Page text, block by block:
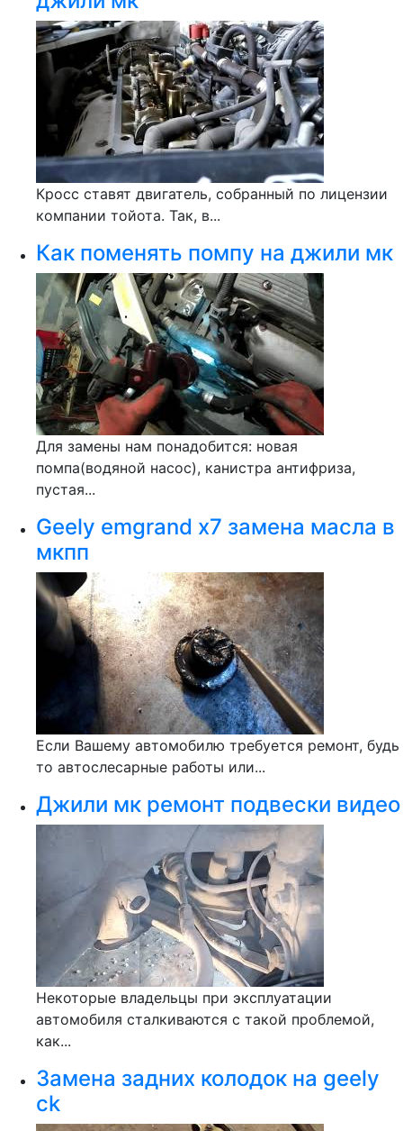
Кросс ставят двигатель, собранный по лицензии
компании тойота. Так, в...
Как поменять помпу на джили мк
Для замены нам понадобится: новая
помпа(водяной насос), канистра антифриза,
пустая...
Geely emgrand x7 замена масла в
мкпп
Если Вашему автомобилю требуется ремонт, будь
то автослесарные работы или...
Джили мк ремонт подвески видео
Некоторые владельцы при эксплуатации
автомобиля сталкиваются с такой проблемой,
как...
Замена задних колодок на geely
ck